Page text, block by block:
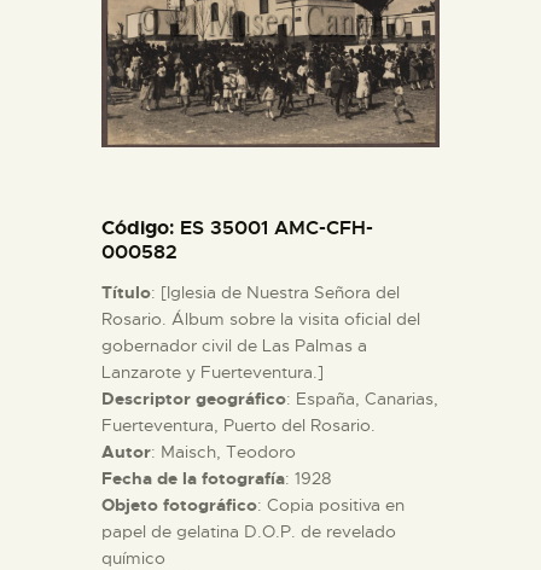
ACTIVIDADES
█
COLECCIONES
DIDÁCTICA
ESPAÑOL
Código: ES 35001 AMC-CFH-
000582
Título: [Iglesia de Nuestra Señora del
Rosario. Álbum sobre la visita oficial del
gobernador civil de Las Palmas a
Lanzarote y Fuerteventura.]
Descriptor geográfico: España, Canarias,
Fuerteventura, Puerto del Rosario.
Autor: Maisch, Teodoro
Fecha de la fotografía: 1928
Objeto fotográfico: Copia positiva en
papel de gelatina D.O.P. de revelado
químico